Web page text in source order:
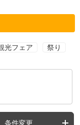
光フェア 祭り
条件変更